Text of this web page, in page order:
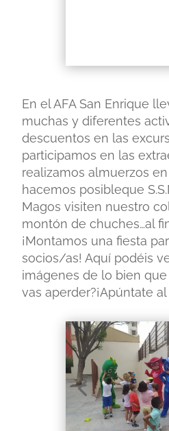
En el AFA San Enrique
muchas y diferentes
descuentos en las
participamos en las
realizamos almuerzos
hacemos posibleque
Magos visiten nuestro
montón de chuches…al
¡Montamos una fiesta
socios/as! Aquí podéis
imágenes de lo bien que
vas aperder?¡Apúntate al